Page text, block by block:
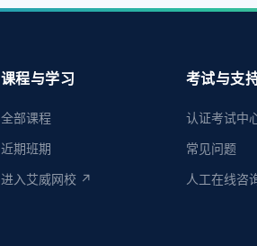
课程与学习
全部课程
近期班期
进入艾威网校 ↗
考试与支
认证考试中
常见问题
人工在线咨